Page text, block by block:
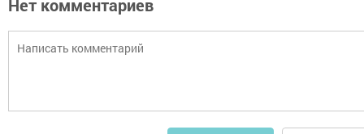
Нет комментариев